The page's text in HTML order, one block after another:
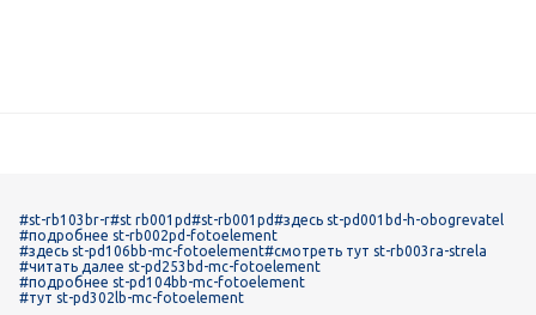
#st-rb103br-r#st rb001pd#st-rb001pd#здесь st-pd001bd-h-obogrevatel
#подробнее st-rb002pd-fotoelement
#здесь st-pd106bb-mc-fotoelement#смотреть тут st-rb003ra-strela
#читать далее st-pd253bd-mc-fotoelement
#подробнее st-pd104bb-mc-fotoelement
#тут st-pd302lb-mc-fotoelement